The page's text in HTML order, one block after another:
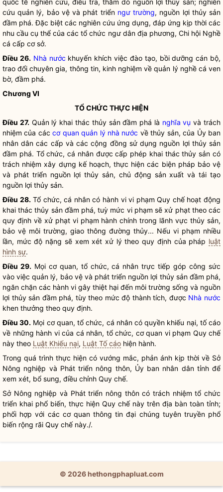
quốc tế nghiên cứu, điều tra, thăm dò nguồn lợi thủy sản; nghiên
cứu quản lý, bảo vệ và phát triển ngư trường, nguồn lợi thủy sản
đầm phá. Đặc biệt các nghiên cứu ứng dụng, đáp ứng kịp thời các
nhu cầu cụ thể của các tổ chức ngư dân địa phương, Chi hội Nghề
cá cấp cơ sở.
Điều 26. Nhà nước khuyến khích việc đào tạo, bồi dưỡng cán bộ,
trao đổi chuyên gia, thông tin, kinh nghiệm về quản lý nghề cá ven
bờ, đầm phá.
Chương VI
TỔ CHỨC THỰC HIỆN
Điều 27.Quản lý khai thác thủy sản đầm phá là nghĩa vụ và trách
nhiệm của cáccơ quan quản lý nhà nước về thủy sản, của Ủy ban
nhân dân các cấp và các cộng đồng sử dụng nguồn lợi thủy sản
đầm phá. Tổ chức, cá nhân được cấp phép khai thác thủy sản có
trách nhiệm xây dựng kế hoạch, thực hiện các biện pháp bảo vệ
và phát triển nguồn lợi thủy sản, chủ động sản xuất và tái tạo
nguồn lợi thủy sản.
Điều 28.Tổ chức, cá nhân có hành vi vi phạmQuy chếhoạt động
khai thác thủy sản đầm phá, tuỳ mức vi phạm sẽ xử phạt theo các
quy định về xử phạt vi phạm hành chính trong lãnh vực thủy sản,
bảo vệ môi trường, giao thông đường thủy... Nếu vi phạm nhiều
lần, mức độ nặng sẽ xem xét xử lý theo quy định của pháp luật
hình sự.
Điều 29.Mọi cơ quan, tổ chức, cá nhân trực tiếp góp công sức
vào việc quản lý, bảo vệ và phát triển nguồn lợi thủy sản đầm phá,
ngăn chặn các hành vi gây thiệt hại đến môi trường sống và nguồn
lợi thủy sản đầm phá, tùy theo mức độ thành tích, được Nhà nước
khen thưởng theo quy định.
Điều 30. Mọi cơ quan, tổ chức, cá nhân có quyền khiếu nại, tố cáo
về những hành vi của cá nhân, tổ chức, cơ quan vi phạm Quy chế
này theo Luật Khiếu nại, Luật Tố cáo hiện hành.
Trong quá trình thực hiện có vướng mắc, phản ánh kịp thời về Sở
Nông nghiệp và Phát triển nông thôn, Ủy ban nhân dântỉnh để
xem xét, bổ sung, điều chỉnh Quy chế.
Sở Nông nghiệp và Phát triển nông thôn có trách nhiệm tổ chức
triển khai phổ biến, thực hiện Quy chếnày trên địa bàn toàn tỉnh;
phối hợp với các cơ quan thông tin đại chúng tuyên truyền phổ
biến rộng rãi Quy chếnày./.
© 2026 hethongphapluat.com